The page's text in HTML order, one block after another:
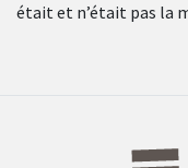
était et n’était pas la